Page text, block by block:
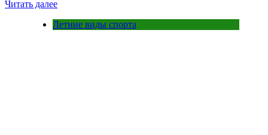
Читать далее
Летние виды спорта